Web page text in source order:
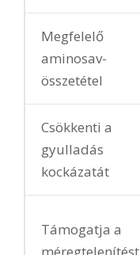
Megfelelő
aminosav-
összetétel
Csökkenti a
gyulladás
kockázatát
Támogatja a